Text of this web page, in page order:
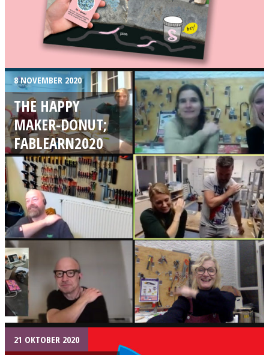
8 NOVEMBER 2020
THE HAPPY
MAKER-DONUT;
FABLEARN2020
21 OKTOBER 2020